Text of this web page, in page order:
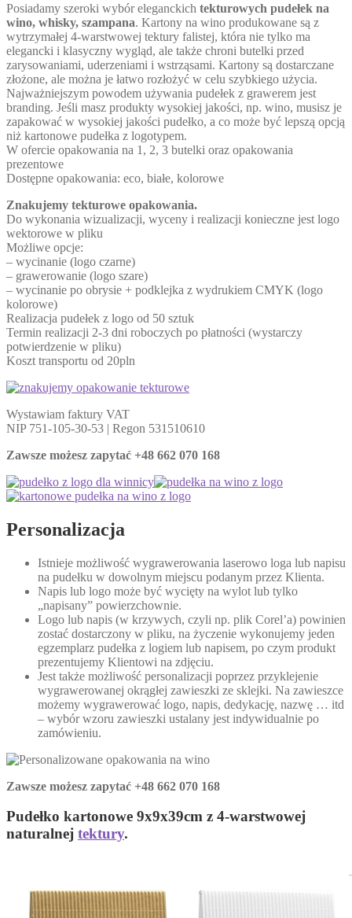
Posiadamy szeroki wybór eleganckich tekturowych pudełek na
wino, whisky, szampana. Kartony na wino produkowane są z
wytrzymałej 4-warstwowej tektury falistej, która nie tylko ma
elegancki i klasyczny wygląd, ale także chroni butelki przed
zarysowaniami, uderzeniami i wstrząsami. Kartony są dostarczane
złożone, ale można je łatwo rozłożyć w celu szybkiego użycia.
Najważniejszym powodem używania pudełek z grawerem jest
branding. Jeśli masz produkty wysokiej jakości, np. wino, musisz je
zapakować w wysokiej jakości pudełko, a co może być lepszą opcją
niż kartonowe pudełka z logotypem.
W ofercie opakowania na 1, 2, 3 butelki oraz opakowania
prezentowe
Dostępne opakowania: eco, białe, kolorowe
Znakujemy tekturowe opakowania.
Do wykonania wizualizacji, wyceny i realizacji konieczne jest logo
wektorowe w pliku
Możliwe opcje:
– wycinanie (logo czarne)
– grawerowanie (logo szare)
– wycinanie po obrysie + podklejka z wydrukiem CMYK (logo
kolorowe)
Realizacja pudełek z logo od 50 sztuk
Termin realizacji 2-3 dni roboczych po płatności (wystarczy
potwierdzenie w pliku)
Koszt transportu od 20pln
Wystawiam faktury VAT
NIP 751-105-30-53 | Regon 531510610
Zawsze możesz zapytać +48 662 070 168
Personalizacja
Istnieje możliwość wygrawerowania laserowo loga lub napisu
na pudełku w dowolnym miejscu podanym przez Klienta.
Napis lub logo może być wycięty na wylot lub tylko
„napisany” powierzchownie.
Logo lub napis (w krzywych, czyli np. plik Corel’a) powinien
zostać dostarczony w pliku, na życzenie wykonujemy jeden
egzemplarz pudełka z logiem lub napisem, po czym produkt
prezentujemy Klientowi na zdjęciu.
Jest także możliwość personalizacji poprzez przyklejenie
wygrawerowanej okrągłej zawieszki ze sklejki. Na zawieszce
możemy wygrawerować logo, napis, dedykację, nazwę … itd
– wybór wzoru zawieszki ustalany jest indywidualnie po
zamówieniu.
Zawsze możesz zapytać +48 662 070 168
Pudełko kartonowe 9x9x39cm z 4-warstwowej
naturalnej tektury.